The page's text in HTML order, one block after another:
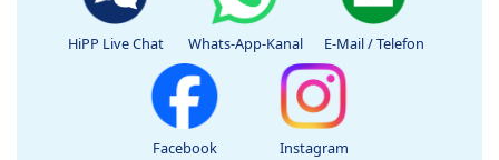
HiPP Live Chat Whats-App-Kanal E-Mail / Telefon
Facebook Instagram